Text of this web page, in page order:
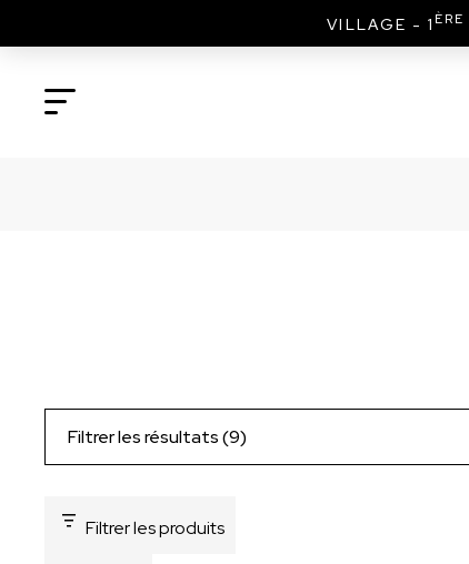
VILLAGE - 1 ÈRE
Filtrer les résultats (9)
Filtrer les produits